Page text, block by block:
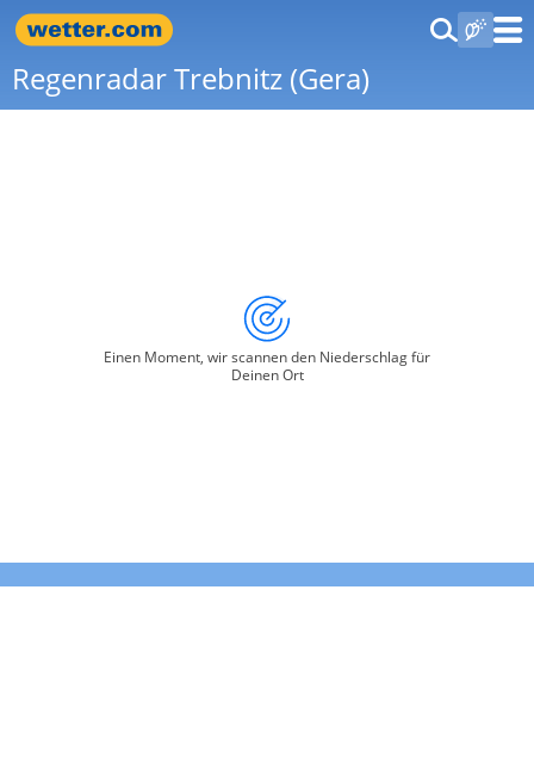
Regenradar Trebnitz (Gera)
Einen Moment, wir scannen den Niederschlag für
Deinen Ort